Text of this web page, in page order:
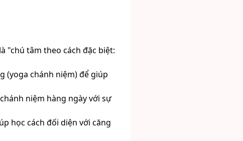
"chú tâm theo cách đặc biệt:
(yoga chánh niệm) để giúp
niệm hàng ngày với sự
học cách đối diện với căng